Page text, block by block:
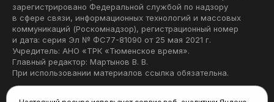
зарегистрировано Федеральной службой по надзору
в сфере связи, информационных технологий и массовых
коммуникаций (Роскомнадзор), регистрационный номер
и дата: серия Эл № ФС77-81090 от 25 мая 2021 г.
Учредитель: АНО «ТРК «Тюменское время».
Главный редактор: Мартынов В. В.
При использовании материалов ссылка обязательна.